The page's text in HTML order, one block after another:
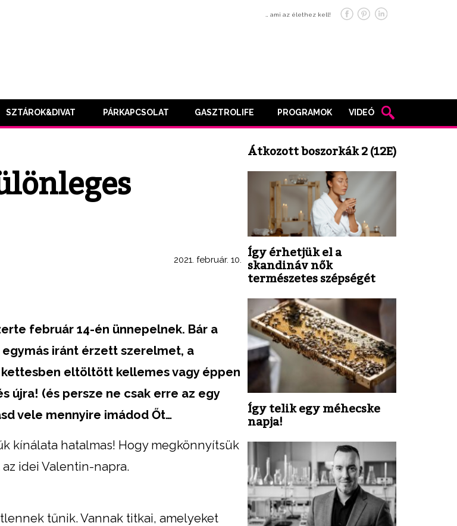
… ami az élethez kell!
SZTÁROK&DIVAT PÁRKAPCSOLAT GASZTROLIFE PROGRAMOK VIDEÓ
2021. február. 10.
február 14-én ünnepelnek. Bár a
iránt érzett szerelmet, a
eltöltött kellemes vagy éppen
újra! (és persze ne csak erre az egy
vele mennyire imádod Őt…
kínálata hatalmas! Hogy megkönnyítsük
idei Valentin-napra.
tűnik. Vannak titkai, amelyeket
Átkozott boszorkák 2 (12E)
Így érhetjük el a
skandináv nők
természetes szépségét
Így telik egy méhecske
napja!